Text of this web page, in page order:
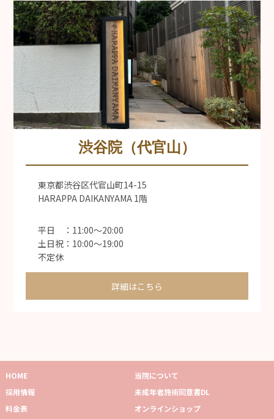
渋谷院（代官山）
東京都渋谷区代官山町14-15
HARAPPA DAIKANYAMA 1階
平日 ：11:00〜20:00
土日祝：10:00〜19:00
不定休
詳細はこちら
HOME
当院について
採用情報
未成年者施術同意書DL
料金表
オンラインショップ